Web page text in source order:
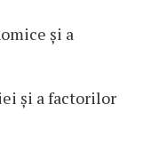
și a
și a factorilor